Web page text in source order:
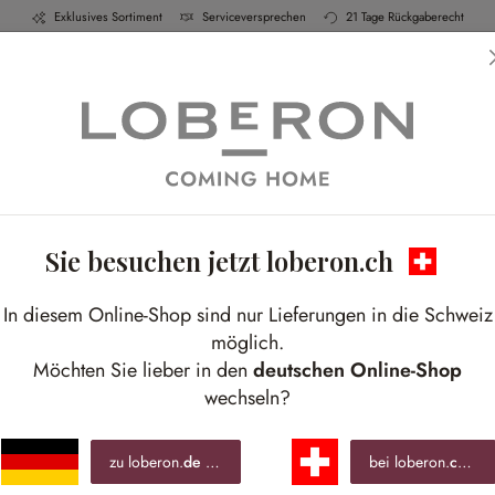
Exklusives Sortiment Serviceversprechen 21 Tage Rückgaberecht
Küche Schlafen Bad
inkl.
Sie besuchen jetzt loberon.ch
In diesem Online-Shop sind nur Lieferungen in die Schweiz
möglich.
Möchten Sie lieber in den deutschen Online-Shop
wechseln?
zu loberon.de bei loberon.ch